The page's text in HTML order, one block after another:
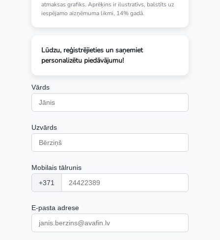
atmaksas grafiks. Aprēķins ir ilustratīvs, balstīts uz
iespējamo aizņēmuma likmi, 14% gadā.
Lūdzu, reģistrējieties un saņemiet
personalizētu piedāvājumu!
Vārds
Uzvārds
Mobilais tālrunis
+371
E-pasta adrese